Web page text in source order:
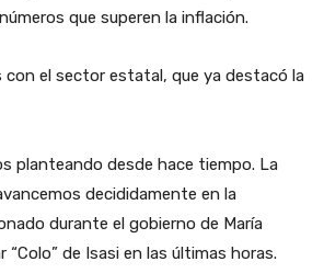
que superen la inflación.
con el sector estatal, que ya destacó la
planteando desde hace tiempo. La
decididamente en la
durante el gobierno de María
de Isasi en las últimas horas.